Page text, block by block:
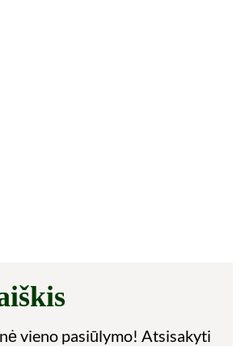
vieno pasiūlymo! Atsisakyti